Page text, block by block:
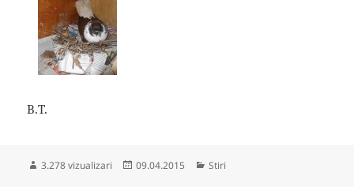
B.T.
3.278 vizualizari
Publicat
09.04.2015 Categorii
Stiri